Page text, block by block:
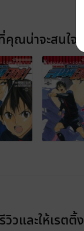
คุณน่าจะสนใจ
วิวและให้เรตติ้ง